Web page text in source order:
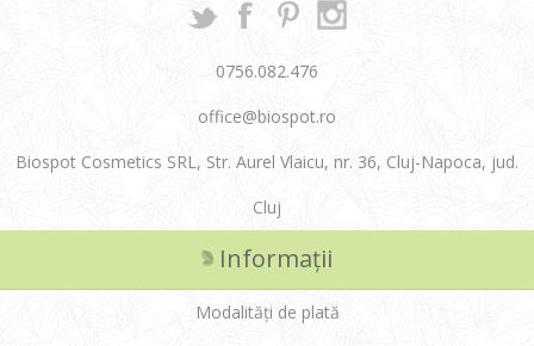
0756.082.476
office@biospot.ro
Biospot Cosmetics SRL, Str. Aurel Vlaicu, nr. 36, Cluj-Napoca, jud.
Cluj
Informații
Modalități de plată